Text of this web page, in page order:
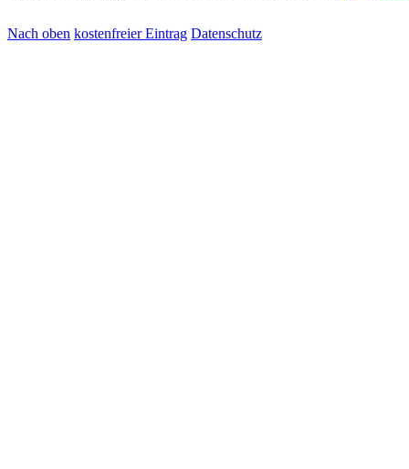
Nach oben kostenfreier Eintrag Datenschutz